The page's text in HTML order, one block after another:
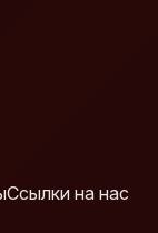
Ссылки на нас